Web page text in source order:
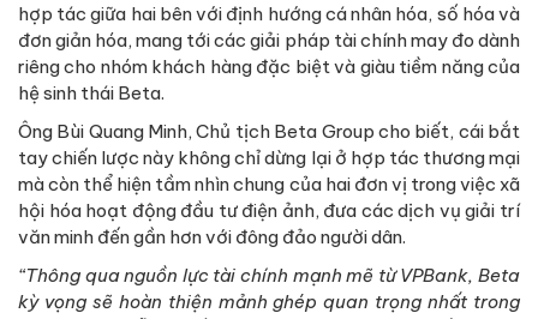
hợp tác giữa hai bên với định hướng cá nhân hóa, số hóa và
đơn giản hóa, mang tới các giải pháp tài chính may đo dành
riêng cho nhóm khách hàng đặc biệt và giàu tiềm năng của
hệ sinh thái Beta.
Ông Bùi Quang Minh, Chủ tịch Beta Group cho biết, cái bắt
tay chiến lược này không chỉ dừng lại ở hợp tác thương mại
mà còn thể hiện tầm nhìn chung của hai đơn vị trong việc xã
hội hóa hoạt động đầu tư điện ảnh, đưa các dịch vụ giải trí
văn minh đến gần hơn với đông đảo người dân.
“Thông qua nguồn lực tài chính mạnh mẽ từ VPBank, Beta
kỳ vọng sẽ hoàn thiện mảnh ghép quan trọng nhất trong